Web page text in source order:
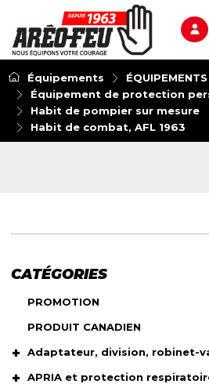
Équipements
ÉQUIPEMENTS
Équipement de protection
Habit de pompier sur mesure
Habit de combat, AFL 1963
CATÉGORIES
PROMOTION
PRODUIT CANADIEN
Adaptateur, division, robinet-
APRIA et protection